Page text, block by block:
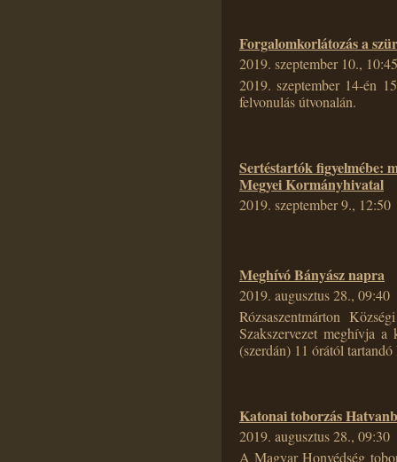
Forgalomkorlátozás a
2019. szeptember 10., 10:45
2019. szeptember 14-én
felvonulás útvonalán.
Sertéstartók figyelmébe:
Megyei Kormányhivatal
2019. szeptember 9., 12:50
Meghívó Bányász napra
2019. augusztus 28., 09:40
Rózsaszentmárton
Szakszervezet meghívja a
(szerdán) 11 órától
Katonai toborzás
2019. augusztus 28., 09:30
A Magyar Honvédség